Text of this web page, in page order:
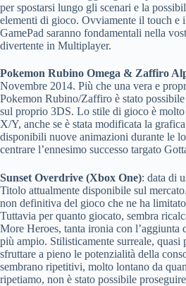
per spostarsi lungo gli scenari e la
elementi di gioco. Ovviamente il touch e
GamePad saranno fondamentali nella
divertente in Multiplayer.
Pokemon Rubino Omega & Zaffiro
Novembre 2014. Più che una vera e
Pokemon Rubino/Zaffiro è stato
sul proprio 3DS. Lo stile di gioco è
X/Y, anche se è stata modificata la
disponibili nuove animazioni durante le
centrare l’ennesimo successo targato
Sunset Overdrive (Xbox One): data di
Titolo attualmente disponibile sul
non definitiva del gioco che ne ha limitato
Tuttavia per quanto giocato, sembra
More Heroes, tanta ironia con l’aggiunta
più ampio. Stilisticamente surreale, quasi
sfruttare a pieno le potenzialità della
sembrano ripetitivi, molto lontano da
ripetiamo, non è stato possibile